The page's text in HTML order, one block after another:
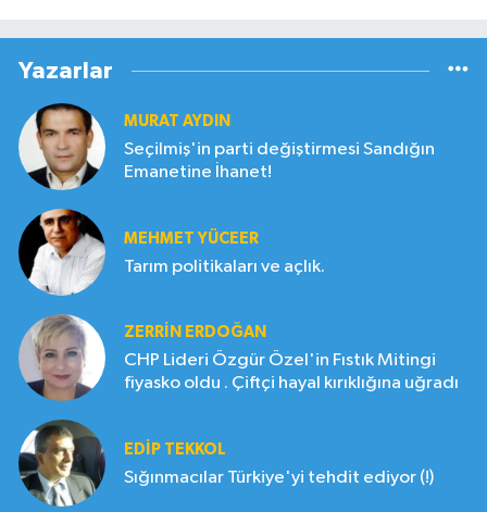
Yazarlar
MURAT AYDIN
Seçilmiş'in parti değiştirmesi Sandığın
Emanetine İhanet!
MEHMET YÜCEER
Tarım politikaları ve açlık.
ZERRIN ERDOĞAN
CHP Lideri Özgür Özel'in Fıstık Mitingi
fiyasko oldu . Çiftçi hayal kırıklığına uğradı
EDIP TEKKOL
Sığınmacılar Türkiye'yi tehdit ediyor (!)